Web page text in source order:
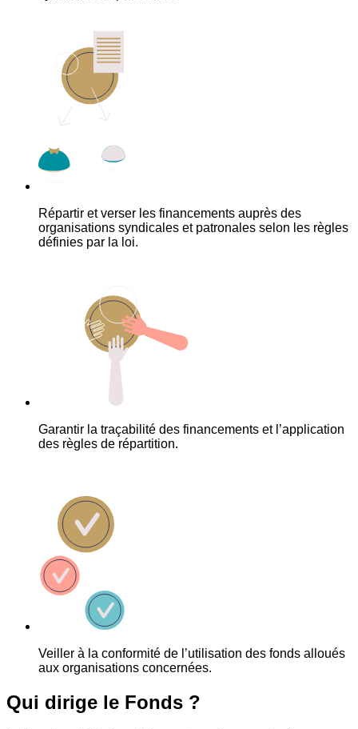
Répartir et verser les financements auprès des
organisations syndicales et patronales selon les règles
définies par la loi.
Garantir la traçabilité des financements et l’application
des règles de répartition.
Veiller à la conformité de l’utilisation des fonds alloués
aux organisations concernées.
Qui dirige le Fonds ?